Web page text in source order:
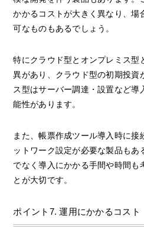
かかるコストが大きく異なり、場
可なものもあるでしょう。
特にクラウド型とオンプレミス型
異があり、クラウド型の初期投資
ス型はサーバー調達・設置など
能性があります。
また、帳票作成ツール導入時に接
ットワーク設定が必要な製品もあ
でなく導入にかかる手間や時間も
とが大切です。
ポイント7. 運用にかかるコスト